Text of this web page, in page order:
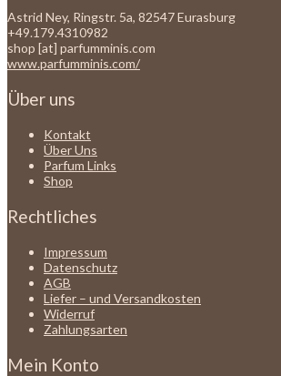
Astrid Ney, Ringstr. 5a, 82547 Eurasburg
+49.179.4310982
shop [at] parfumminis.com
www.parfumminis.com/
Über uns
Kontakt
Über Uns
Parfum Links
Shop
Rechtliches
Impressum
Datenschutz
AGB
Liefer – und Versandkosten
Widerruf
Zahlungsarten
Mein Konto